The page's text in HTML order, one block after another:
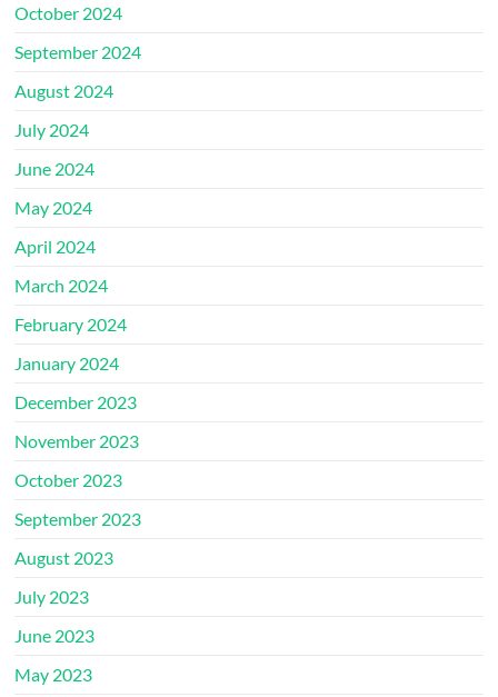
October 2024
September 2024
August 2024
July 2024
June 2024
May 2024
April 2024
March 2024
February 2024
January 2024
December 2023
November 2023
October 2023
September 2023
August 2023
July 2023
June 2023
May 2023